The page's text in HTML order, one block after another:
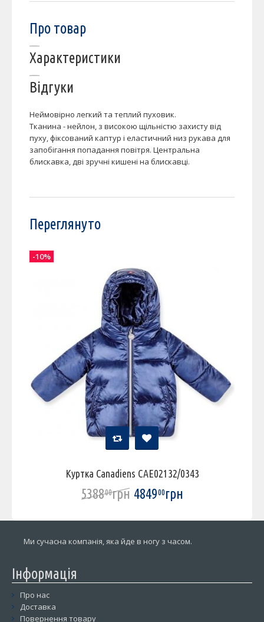
Про товар
Характеристики
Відгуки
Неймовірно легкий та теплий пуховик.
Тканина - нейлон, з високою щільністю захисту від
пуху, фіксований каптур і еластичний низ рукава для
запобігання попадання повітря. Центральна
блискавка, дві зручні кишені на блискавці.
Переглянуто
Куртка Canadiens CAE02132/0343
538800грн 484900грн
-10%
Ми сучасна компанія, яка йде в ногу з часом.
Інформація
Про нас
Доставка
Повернення товару